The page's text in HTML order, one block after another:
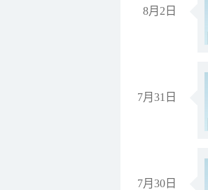
8月2日
7月31日
7月30日